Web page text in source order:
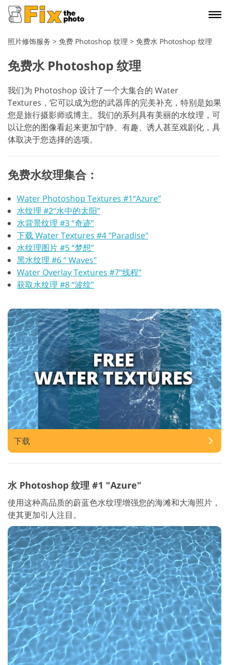
照片修饰服务 > 免费 Photoshop 纹理 > 免费水 Photoshop 纹理
免费水 Photoshop 纹理
我们为 Photoshop 设计了一个大集合的 Water
Textures，它可以成为您的武器库的完美补充，特别是如果
您是旅行摄影师或博主。我们的系列具有美丽的水纹理，可
以让您的图像看起来更加宁静、有趣、诱人甚至戏剧化，具
体取决于您选择的选项。
免费水纹理集合：
Water Photoshop Textures #1“Azure”
水纹理 #2“水中的太阳”
水背景纹理 #3 “奇迹”
下载 Water Textures #4 "Paradise"
水纹理图片 #5 “梦想”
黑水纹理 #6 “ Waves"
Water Overlay Textures #7“线程”
获取水纹理 #8 “波纹”
下载
水 Photoshop 纹理 #1 "Azure"
使用这种高品质的蔚蓝色水纹理增强您的海滩和大海照片，
使其更加引人注目。